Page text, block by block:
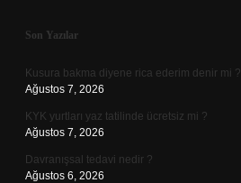
Sidebar
Son Yazılar
Kusura bakma diyene rica ederim denir mi ?
Ağustos 7, 2026
KYK yurtları yaz tatilinde ücretsiz mi ?
Ağustos 7, 2026
Davranışsal tedavi nedir ?
Ağustos 6, 2026